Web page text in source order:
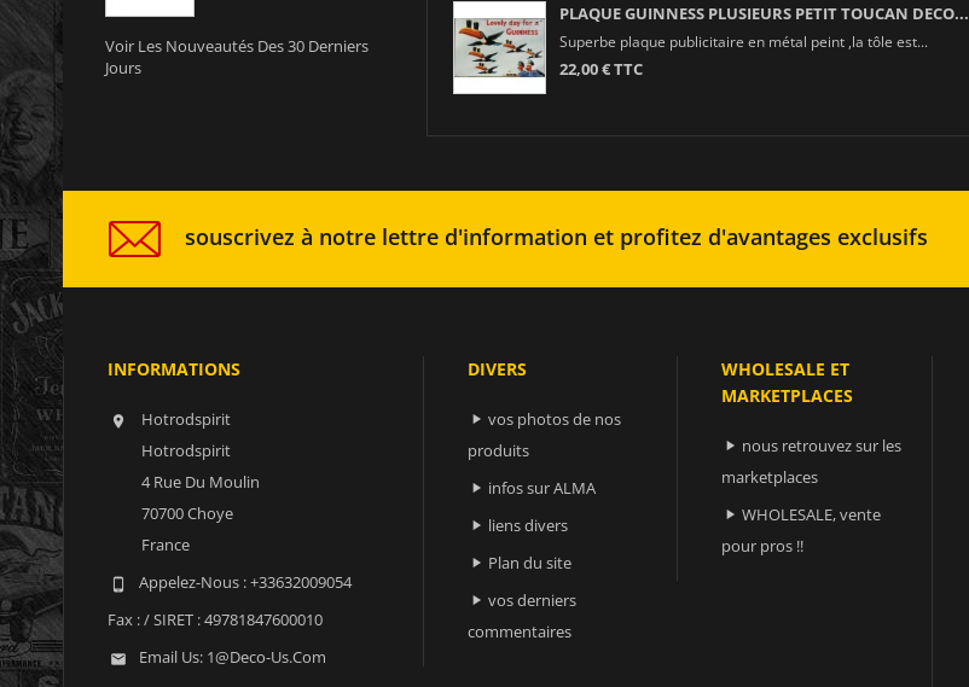
Voir Les Nouveautés Des 30 Derniers
Jours
PLAQUE GUINNESS PLUSIEURS PETIT TOUCAN DECO...
Superbe plaque publicitaire en métal peint ,la tôle est...
22,00 € TTC
souscrivez à notre lettre d'information et profitez d'avantages exclusifs
INFORMATIONS

Hotrodspirit
Hotrodspirit
4 Rue Du Moulin
70700 Choye
France
 Appelez-Nous :+33632009054
Fax :/ SIRET : 49781847600010
 Email Us: 1@deco-Us.com
DIVERS
 vos photos de nos
produits
 infos sur ALMA
 liens divers
 Plan du site
 vos derniers
commentaires
WHOLESALE ET
MARKETPLACES
 nous retrouvez sur les
marketplaces
 WHOLESALE, vente
pour pros !!